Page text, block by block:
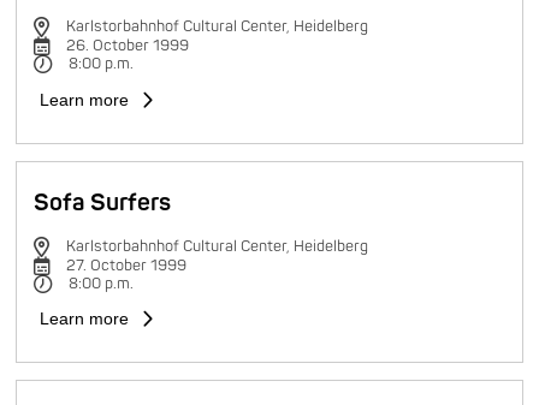
Karlstorbahnhof Cultural Center, Heidelberg
26. October 1999
8:00 p.m.
Learn more
Sofa Surfers
Karlstorbahnhof Cultural Center, Heidelberg
27. October 1999
8:00 p.m.
Learn more